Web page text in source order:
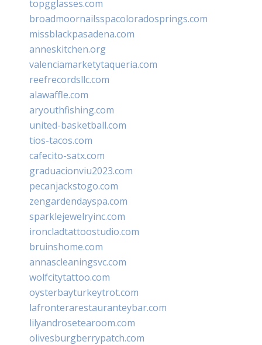
topgglasses.com
broadmoornailsspacoloradosprings.com
missblackpasadena.com
anneskitchen.org
valenciamarketytaqueria.com
reefrecordsllc.com
alawaffle.com
aryouthfishing.com
united-basketball.com
tios-tacos.com
cafecito-satx.com
graduacionviu2023.com
pecanjackstogo.com
zengardendayspa.com
sparklejewelryinc.com
ironcladtattoostudio.com
bruinshome.com
annascleaningsvc.com
wolfcitytattoo.com
oysterbayturkeytrot.com
lafronterarestauranteybar.com
lilyandrosetearoom.com
olivesburgberrypatch.com